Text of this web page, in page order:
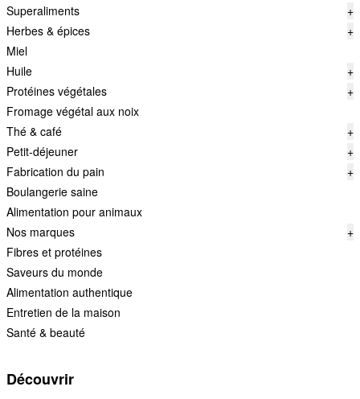
Superaliments
+
Herbes & épices
+
Miel
Huile
+
Protéines végétales
+
Fromage végétal aux noix
Thé & café
+
Petit-déjeuner
+
Fabrication du pain
+
Boulangerie saine
Alimentation pour animaux
Nos marques
+
Fibres et protéines
Saveurs du monde
Alimentation authentique
Entretien de la maison
Santé & beauté
Découvrir